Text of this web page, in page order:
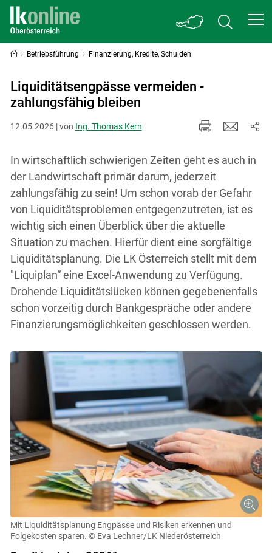
Betriebsführung Finanzierung, Kredite, Schulden
Liquiditätsengpässe vermeiden -
zahlungsfähig bleiben
12.05.2026 | von Ing. Thomas Kern
In wirtschaftlich schwierigen Zeiten geht es auch in
der Landwirtschaft primär darum, jederzeit
zahlungsfähig zu sein! Um schon vorab der Gefahr
von Liquiditätsproblemen entgegenzutreten, ist es
wichtig sich einen Überblick über die aktuelle
Situation zu machen. Hierfür dient eine sorgfältige
Liquiditätsplanung. Die LK Österreich stellt mit dem
"Liquiplan“ eine Excel-Anwendung zu Verfügung.
Drohende Liquiditätslücken können gegebenenfalls
schon vorzeitig durch Bankgespräche oder andere
Finanzierungsmöglichkeiten geschlossen werden.
Mit Liquiditätsplanung Engpässe und Risiken erkennen und
Folgekosten sparen. © Eva Lechner/LK Niederösterreich